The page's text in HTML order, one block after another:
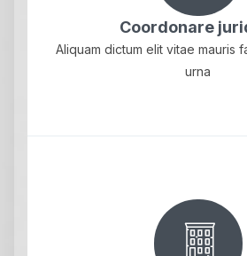
Coordonare
Aliquam dictum elit vitae mauris
urna